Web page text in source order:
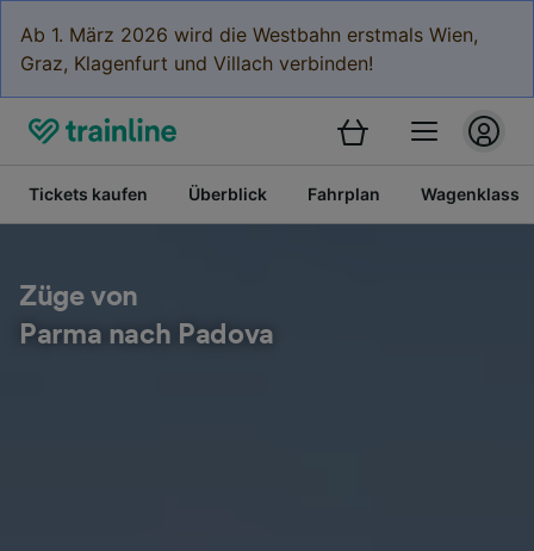
Ab 1. März 2026 wird die Westbahn erstmals Wien,
Graz, Klagenfurt und Villach verbinden!
Tickets kaufen Überblick Fahrplan
Züge von
Parma nach Padova